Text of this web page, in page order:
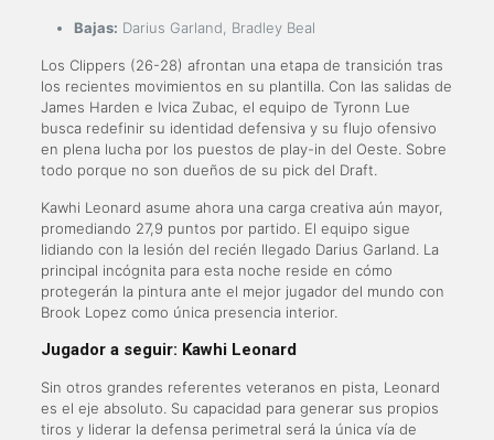
Bajas: Darius Garland, Bradley Beal
Los Clippers (26-28) afrontan una etapa de transición tras
los recientes movimientos en su plantilla. Con las salidas de
James Harden e Ivica Zubac, el equipo de Tyronn Lue
busca redefinir su identidad defensiva y su flujo ofensivo
en plena lucha por los puestos de play-in del Oeste. Sobre
todo porque no son dueños de su pick del Draft.
Kawhi Leonard asume ahora una carga creativa aún mayor,
promediando 27,9 puntos por partido. El equipo sigue
lidiando con la lesión del recién llegado Darius Garland. La
principal incógnita para esta noche reside en cómo
protegerán la pintura ante el mejor jugador del mundo con
Brook Lopez como única presencia interior.
Jugador a seguir: Kawhi Leonard
Sin otros grandes referentes veteranos en pista, Leonard
es el eje absoluto. Su capacidad para generar sus propios
tiros y liderar la defensa perimetral será la única vía de